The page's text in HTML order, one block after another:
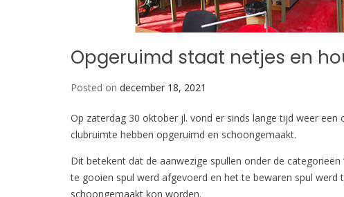
Opgeruimd staat netjes en
Posted on december 18, 2021
Op zaterdag 30 oktober jl. vond er sinds lange tijd weer
clubruimte hebben opgeruimd en schoongemaakt.
Dit betekent dat de aanwezige spullen onder de categorieën
te gooien spul werd afgevoerd en het te bewaren spul werd
schoongemaakt kon worden.